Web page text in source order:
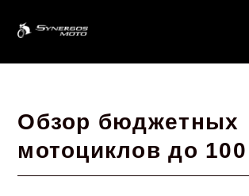
Обзор бюджетных
мотоциклов до